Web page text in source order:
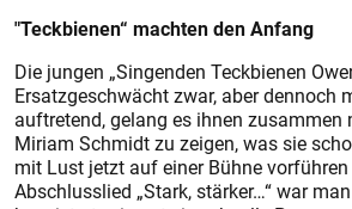
"Teckbienen“ machten den Anfang
Die jungen „Singenden Teckbienen
Ersatzgeschwächt zwar, aber dennoch
auftretend, gelang es ihnen zusammen
Miriam Schmidt zu zeigen, was sie
mit Lust jetzt auf einer Bühne
Abschlusslied „Stark, stärker…“ war